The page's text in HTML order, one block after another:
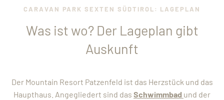
WELLNESS & SPA
SEXTEN ERLEBEN
TEL +39 0474 710444
CARAVAN PARK SEXTEN SÜDTIROL: LAGEPLAN
Was ist wo? Der Lageplan gibt
Auskunft
Der Mountain Resort Patzenfeld ist das Herzstück und das
Haupthaus. Angegliedert sind das Schwimmbad und der